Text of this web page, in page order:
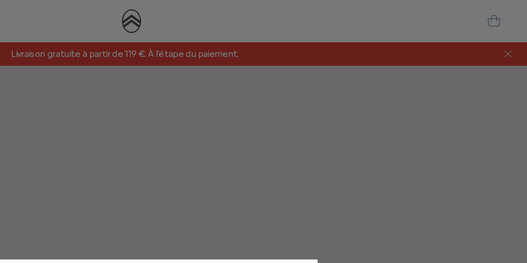
Livraison gratuite à partir de 119 €. À l’étape du paiement.